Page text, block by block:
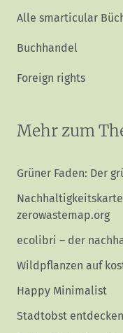
Alle smarticular
Buchhandel
Foreign rights
Mehr zum
Grüner Faden: Der
zerowastemap.org
ecolibri – der
Wildpflanzen auf
Happy Minimalist
Stadtobst